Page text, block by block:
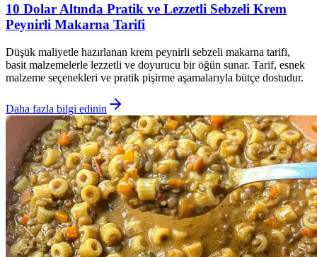
10 Dolar Altında Pratik ve Lezzetli Sebzeli Krem
Peynirli Makarna Tarifi
Düşük maliyetle hazırlanan krem peynirli sebzeli makarna tarifi,
basit malzemelerle lezzetli ve doyurucu bir öğün sunar. Tarif, esnek
malzeme seçenekleri ve pratik pişirme aşamalarıyla bütçe dostudur.
Daha fazla bilgi edinin